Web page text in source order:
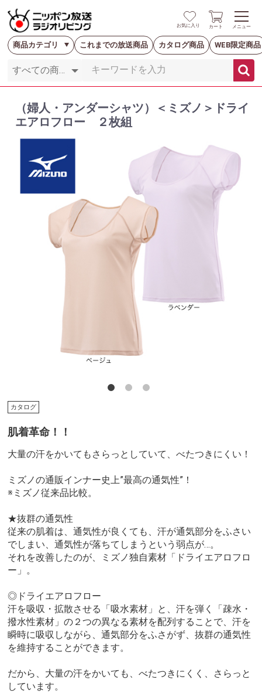
お気に入り カート メニュー
商品カテゴリ これまでの放送商品 カタログ商品 WEB限定商品
（婦人・アンダーシャツ）＜ミズノ＞ドライ
エアロフロー ２枚組
カタログ
肌着革命！！
大量の汗をかいてもさらっとしていて、べたつきにくい！
ミズノの通販インナー史上”最高の通気性”！
※ミズノ従来品比較。
★抜群の通気性
従来の肌着は、通気性が良くても、汗が通気部分をふさい
でしまい、通気性が落ちてしまうという弱点が…。
それを改善したのが、ミズノ独自素材「ドライエアロフロ
ー」。
◎ドライエアロフロー
汗を吸収・拡散させる「吸水素材」と、汗を弾く「疎水・
撥水性素材」の２つの異なる素材を配列することで、汗を
瞬時に吸収しながら、通気部分をふさがず、抜群の通気性
を維持することができます。
だから、大量の汗をかいても、べたつきにくく、さらっと
しています。